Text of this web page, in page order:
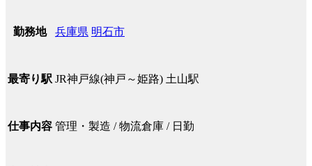
勤務地 兵庫県 明石市
最寄り駅 JR神戸線(神戸～姫路) 土山駅
仕事内容 管理・製造 / 物流倉庫 / 日勤